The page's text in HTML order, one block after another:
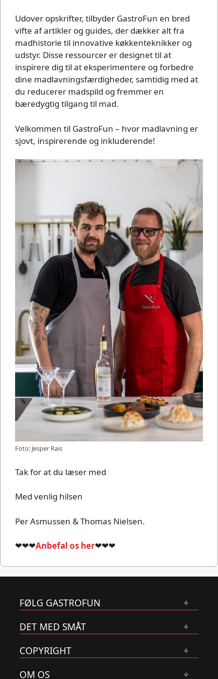
Udover opskrifter, tilbyder GastroFun en bred
vifte af artikler og guides, der dækker alt fra
madhistorie til innovative køkkenteknikker og
udstyr. Disse ressourcer er designet til at
inspirere dig til at eksperimentere og forbedre
dine madlavningsfærdigheder, samtidig med at
du reducerer madspild og fremmer en
bæredygtig tilgang til mad.
Velkommen til GastroFun – hvor madlavning er
sjovt, inspirerende og inkluderende!
Foto: Jesper Rais
Tak for at du læser med
Med venlig hilsen
Per Asmussen & Thomas Nielsen.
❤❤❤Anbefal os her❤❤❤
FØLG GASTROFUN
DET MED SMÅT
COPYRIGHT
OM OS